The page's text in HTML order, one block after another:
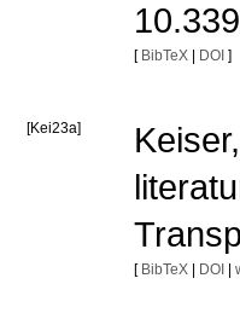
[ BibTeX| DOI ]
[Kei23a]
[ BibTeX| DOI